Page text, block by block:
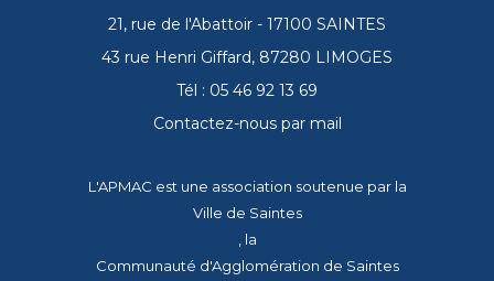
21, rue de l'Abattoir - 17100 SAINTES
43 rue Henri Giffard, 87280 LIMOGES
Tél : 05 46 92 13 69
Contactez-nous par mail
L'APMAC est une association soutenue par la
Ville de Saintes
, la
Communauté d'Agglomération de Saintes